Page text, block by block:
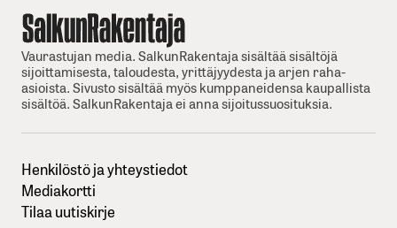
Vaurastujan media. SalkunRakentaja sisältää sisältöjä
sijoittamisesta, taloudesta, yrittäjyydesta ja arjen raha-
asioista. Sivusto sisältää myös kumppaneidensa kaupallista
sisältöä. SalkunRakentaja ei anna sijoitussuosituksia.
Henkilöstö ja yhteystiedot
Mediakortti
Tilaa uutiskirje